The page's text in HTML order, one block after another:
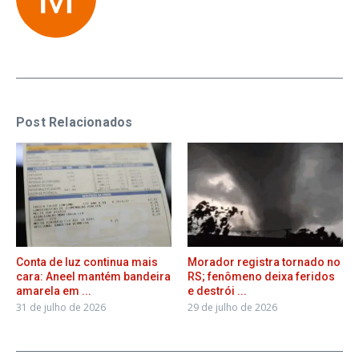
Post Relacionados
Conta de luz continua mais
cara: Aneel mantém bandeira
amarela em ...
31 de julho de 2026
Morador registra tornado no
RS; fenômeno deixa feridos
e destrói ...
29 de julho de 2026